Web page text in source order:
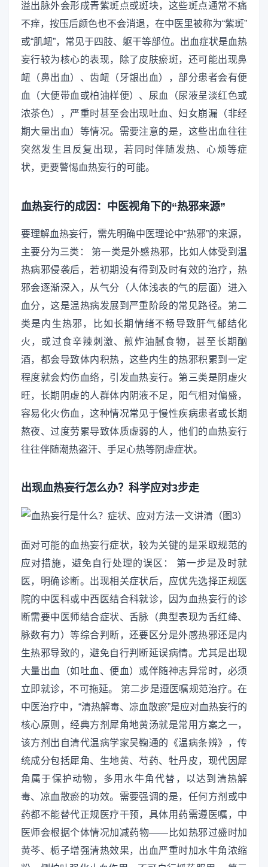
溢出脉外会形成青紫斑点或斑块，这些斑点通常不痛
不痒，按压后颜色也不会消退，在中医里被称为“紫斑”
或“肌衄”，常见于四肢、躯干等部位。出血症状是血热
妄行较为核心的表现，除了皮肤瘀斑，还可能出现鼻
衄（鼻出血）、齿衄（牙龈出血），部分患者会有便
血（大便带血或柏油样便）、尿血（尿液呈淡红色或
浓茶色），严重时甚至会出现吐血、妇女崩漏（非经
期大量出血）等情况。需要注意的是，这些出血往往
突然发生且反复出现，若同时伴随发热、心烦等症
状，更要警惕血热妄行的可能。
血热妄行的成因：中医视角下的“热邪来源”
要理解血热妄行，需先明确中医理论中“热邪”的来源，
主要分为三类： 第一类是外感热邪，比如人体受到温
热病邪侵袭后，若初期没有得到及时有效的治疗，热
邪会逐渐深入，从气分（人体浅表的气的层面）进入
血分，这是温热病发展到严重阶段的常见路径。第二
类是内生热邪，比如长期情绪不畅导致肝气郁结化
火，或过食辛辣刺激、煎炸油腻食物，甚至长期酗
酒，都会导致体内积热，这些内生的热邪积累到一定
程度就会灼伤血络，引发血热妄行。第三类是阴虚火
旺，长期阴虚的人群体内阴液不足，阳气相对偏盛，
容易化火伤血，这种情况常见于慢性疾病患者或长期
熬夜、过度劳累导致体质虚弱的人，他们的血热妄行
往往伴随潮热盗汗、手足心热等阴虚症状。
出现血热妄行怎么办？科学应对3步走
面对可能的血热妄行症状，较为关键的是采取规范的
应对措施，避免自行处理的误区： 第一步是及时就
医，明确诊断。出现相关症状后，应优先选择正规医
院的中医科或中西医结合科就诊，因为血热妄行的诊
断需要中医师结合症状、舌脉（典型表现为舌红绛、
脉数有力）等综合判断，还要区分是外感热邪还是内
生热邪导致的，避免自行判断延误病情。尤其是出现
大量出血（如吐血、便血）或伴随神志异常时，必须
立即就诊，不可拖延。 第二步是遵医嘱规范治疗。在
中医治疗中，“清热解毒、凉血散瘀”是应对血热妄行的
核心原则，经典方剂犀角地黄汤就是常用方案之一，
该方剂出自清代温病学家吴鞠通的《温病条辨》，传
统成分包括犀角、生地黄、芍药、牡丹皮，现代因犀
角属于保护动物，多用水牛角代替，以达到清热解
毒、凉血散瘀的功效。需要强调的是，任何方剂或中
药都不能替代正规医疗干预，具体用药需遵医嘱，中
医师会根据个体情况加减药物——比如热邪过盛时加
黄芩、栀子增强清热效果，出血严重时加水牛角浓缩